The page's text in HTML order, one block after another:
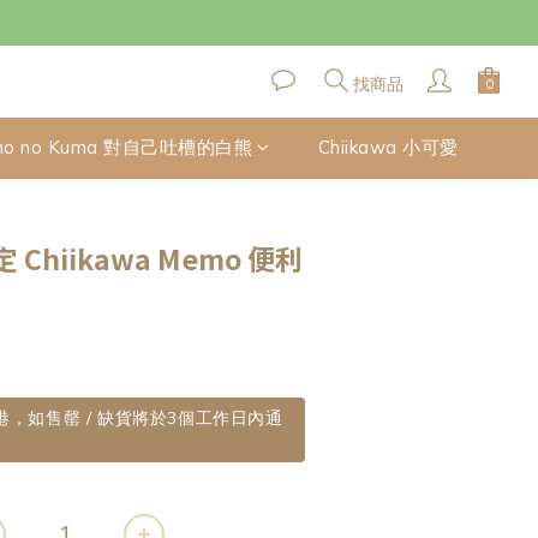
找商品
no Kuma 對自己吐槽的白熊 Chiikawa 小可愛
Chiikawa Memo 便利
，如售罄 / 缺貨將於3個工作日內通